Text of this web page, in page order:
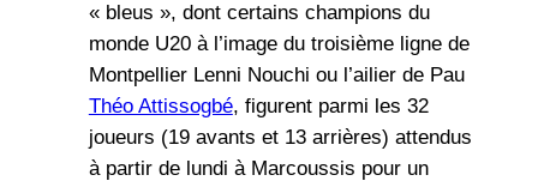
« bleus », dont certains champions du
monde U20 à l’image du troisième ligne de
Montpellier Lenni Nouchi ou l’ailier de Pau
Théo Attissogbé, figurent parmi les 32
joueurs (19 avants et 13 arrières) attendus
à partir de lundi à Marcoussis pour un